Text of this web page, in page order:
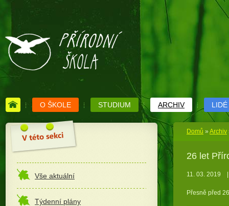
O ŠKOLE STUDIUM ARCHIV LIDÉ
Vše aktuální
Týdenní plány
Domů » Archiv
26 let
11. 03. 2019
Přesně před